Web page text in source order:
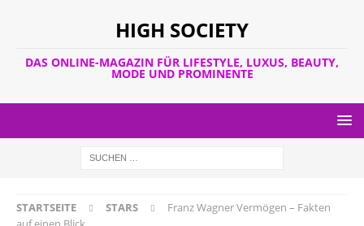
HIGH SOCIETY
DAS ONLINE-MAGAZIN FÜR LIFESTYLE, LUXUS, BEAUTY,
MODE UND PROMINENTE
STARTSEITE STARS
Franz Wagner Vermögen – Fakten